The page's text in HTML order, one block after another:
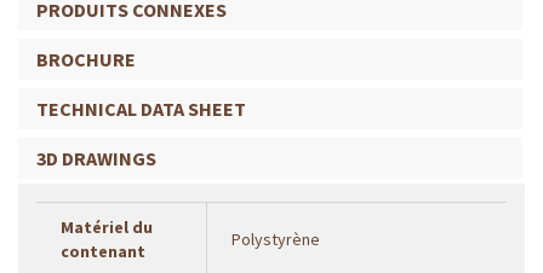
PRODUITS CONNEXES
BROCHURE
TECHNICAL DATA SHEET
3D DRAWINGS
Matériel du
contenant
Polystyrène